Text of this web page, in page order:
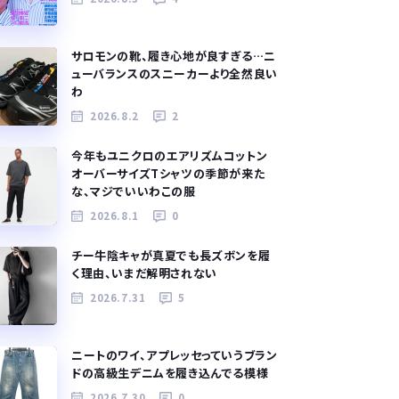
サロモンの靴、履き心地が良すぎる…ニ
ューバランスのスニーカーより全然良い
わ
2026.8.2 2
今年もユニクロのエアリズムコットン
オーバーサイズTシャツの季節が来た
な、マジでいいわこの服
2026.8.1 0
チー牛陰キャが真夏でも長ズボンを履
く理由、いまだ解明されない
2026.7.31 5
ニートのワイ、アプレッセっていうブラン
ドの高級生デニムを履き込んでる模様